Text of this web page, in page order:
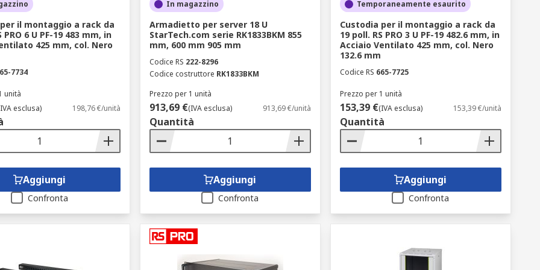
svariate applicazioni, tra cui:
barre di messa a terra e vassoi offrono un ulteriore supporto
e staffe di montaggio sono solo alcuni esempi.
pannelli a rete, kit di espansione per ventilatori, coperchi per la ventilazione favoriscono il
di impilamento.
per personalizzare il proprio armadietto includono maniglie, ripiani per rack, ruote, piastre
il montaggio a rack da
PRO 6 U PF-19 483 mm, in
425 mm, col. Nero
7734
unità
esclusa) 198,76 €/unità
Aggiungi
Confronta
In magazzino
Armadietto per server 18 U
StarTech.com serie RK1833BKM 855
mm, 600 mm 905 mm
Codice RS 222-8296
Codice costruttore RK1833BKM
Prezzo per 1 unità
913,69 €(IVA esclusa) 913,69 €/unità
Quantità
Aggiungi
Confronta
Temporaneamente esaurito
Custodia per il montaggio a rack da
19 poll. RS PRO 3 U PF-19 482.6 mm, in
Acciaio Ventilato 425 mm, col. Nero
132.6 mm
Codice RS 665-7725
Prezzo per 1 unità
153,39 €(IVA esclusa) 153,39 €/unità
Quantità
Aggiungi
Confronta